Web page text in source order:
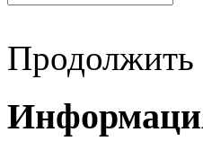
Продолжить